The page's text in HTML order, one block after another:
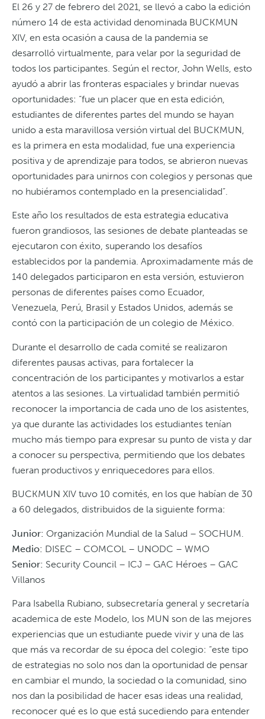
El 26 y 27 de febrero del 2021, se llevó a cabo la edición
número 14 de esta actividad denominada BUCKMUN
XIV, en esta ocasión a causa de la pandemia se
desarrolló virtualmente, para velar por la seguridad de
todos los participantes. Según el rector, John Wells, esto
ayudó a abrir las fronteras espaciales y brindar nuevas
oportunidades: “fue un placer que en esta edición,
estudiantes de diferentes partes del mundo se hayan
unido a esta maravillosa versión virtual del BUCKMUN,
es la primera en esta modalidad, fue una experiencia
positiva y de aprendizaje para todos, se abrieron nuevas
oportunidades para unirnos con colegios y personas que
no hubiéramos contemplado en la presencialidad”.
Este año los resultados de esta estrategia educativa
fueron grandiosos, las sesiones de debate planteadas se
ejecutaron con éxito, superando los desafíos
establecidos por la pandemia. Aproximadamente más de
140 delegados participaron en esta versión, estuvieron
personas de diferentes países como Ecuador,
Venezuela, Perú, Brasil y Estados Unidos, además se
contó con la participación de un colegio de México.
Durante el desarrollo de cada comité se realizaron
diferentes pausas activas, para fortalecer la
concentración de los participantes y motivarlos a estar
atentos a las sesiones. La virtualidad también permitió
reconocer la importancia de cada uno de los asistentes,
ya que durante las actividades los estudiantes tenían
mucho más tiempo para expresar su punto de vista y dar
a conocer su perspectiva, permitiendo que los debates
fueran productivos y enriquecedores para ellos.
BUCKMUN XIV tuvo 10 comités, en los que habían de 30
a 60 delegados, distribuidos de la siguiente forma:
Junior: Organización Mundial de la Salud – SOCHUM.
Medio: DISEC – COMCOL – UNODC – WMO
Senior: Security Council – ICJ – GAC Héroes – GAC
Villanos
Para Isabella Rubiano, subsecretaría general y secretaría
academica de este Modelo, los MUN son de las mejores
experiencias que un estudiante puede vivir y una de las
que más va recordar de su época del colegio: “este tipo
de estrategias no solo nos dan la oportunidad de pensar
en cambiar el mundo, la sociedad o la comunidad, sino
nos dan la posibilidad de hacer esas ideas una realidad,
reconocer qué es lo que está sucediendo para entender